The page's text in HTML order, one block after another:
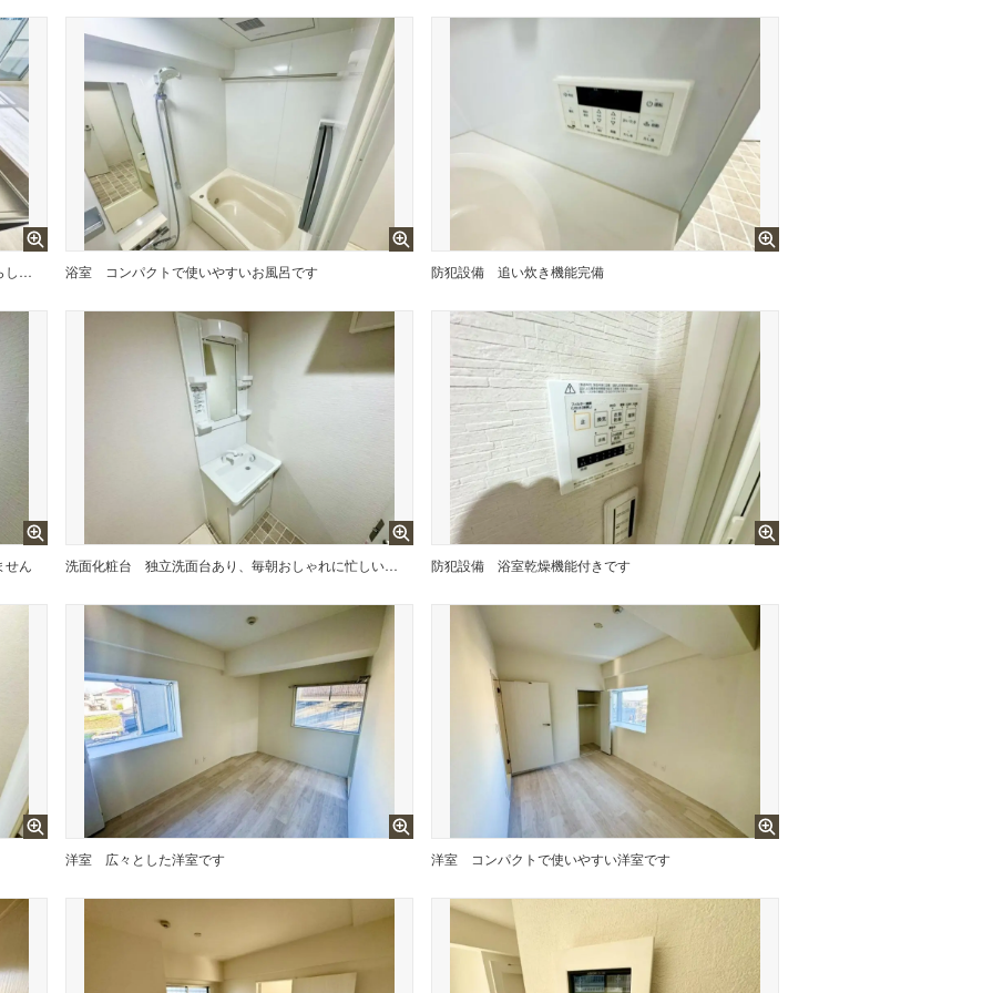
表現された空間は豊かな光と風を纏い、暮らしの時間を豊かにしてくれます。 浴室 コンパクトで使いやすいお風呂です 防犯設備 追い炊き機能完備
せん 洗面化粧台 独立洗面台あり、毎朝おしゃれに忙しい女性の方におすすめです 防犯設備 浴室乾燥機能付きです
洋室 広々とした洋室です 洋室 コンパクトで使いやすい洋室です